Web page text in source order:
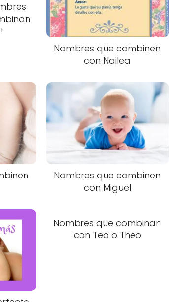
Nombres que combinen
con Nailea
Nombres que combinen
con Miguel
Nombres que combinan
con Teo o Theo